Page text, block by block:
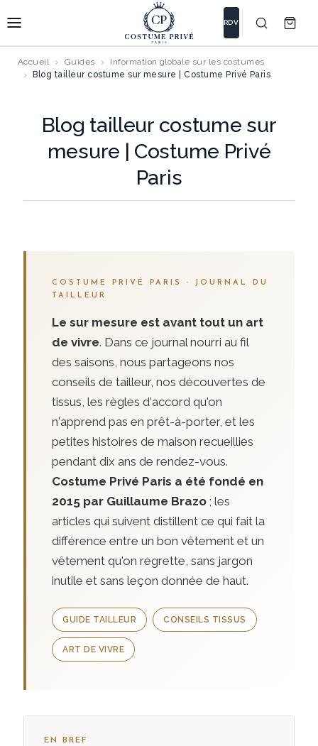
RDV
Accueil Guides
Information globale sur les costumes
Blog tailleur costume sur mesure | Costume Privé Paris
Blog tailleur costume sur
mesure | Costume Privé
Paris
COSTUME PRIVÉ PARIS · JOURNAL DU
TAILLEUR
Le sur mesure est avant tout un art
de vivre. Dans ce journal nourri au fil
des saisons, nous partageons nos
conseils de tailleur, nos découvertes de
tissus, les règles d'accord qu'on
n'apprend pas en prêt-à-porter, et les
petites histoires de maison recueillies
pendant dix ans de rendez-vous.
Costume Privé Paris a été fondé en
2015 par Guillaume Brazo ; les
articles qui suivent distillent ce qui fait la
différence entre un bon vêtement et un
vêtement qu'on regrette, sans jargon
inutile et sans leçon donnée de haut.
GUIDE TAILLEUR CONSEILS TISSUS
ART DE VIVRE
EN BREF